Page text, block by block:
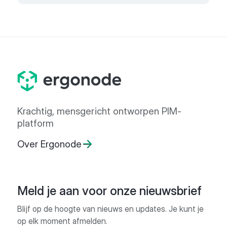
Krachtig, mensgericht ontworpen PIM-
platform
Over Ergonode
Meld je aan voor onze nieuwsbrief
Blijf op de hoogte van nieuws en updates. Je kunt je
op elk moment afmelden.